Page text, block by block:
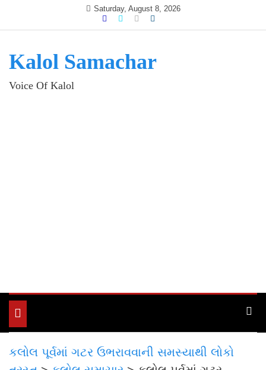
Saturday, August 8, 2026
Kalol Samachar
Voice Of Kalol
Toggle
navigation
કલોલ પૂર્વમાં ગટર ઉભરાવવાની સમસ્યાથી લોકો